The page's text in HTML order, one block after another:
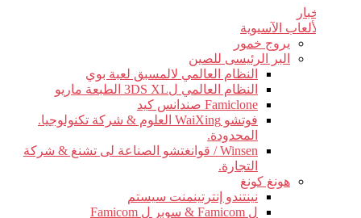
أخبار
الألعاب الآسيوية
يروج خمور
البر الرئيسى للصين
النظام العالمي لالمسبق لعبة بوي
النظام العالمي ل3DS XL الطبعة ماريو
Famiclone صندانس كيد
فوتشو WaiXing العلوم & شركة تكنولوجيا.
المحدودة.
Winsen / قوانغتشو الصناعة لى تشنغ & شركة
التجارة.
هونغ كونغ
نينتندو إنترتينمنت سيستم
ل Famicom & سوبر ل Famicom